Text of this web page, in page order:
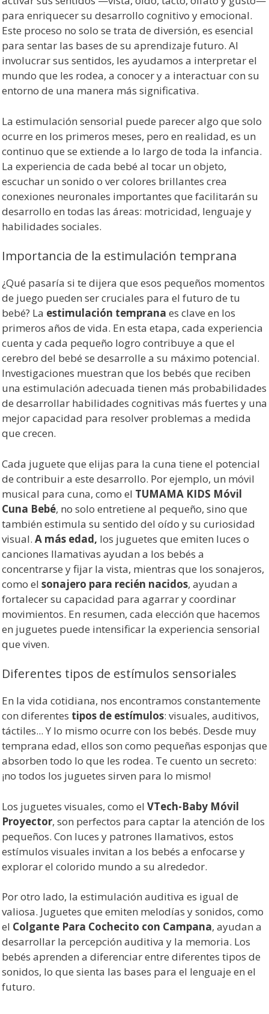
para enriquecer su desarrollo cognitivo y emocional.
Este proceso no solo se trata de diversión, es esencial
para sentar las bases de su aprendizaje futuro. Al
involucrar sus sentidos, les ayudamos a interpretar el
mundo que les rodea, a conocer y a interactuar con su
entorno de una manera más significativa.
La estimulación sensorial puede parecer algo que solo
ocurre en los primeros meses, pero en realidad, es un
continuo que se extiende a lo largo de toda la infancia.
La experiencia de cada bebé al tocar un objeto,
escuchar un sonido o ver colores brillantes crea
conexiones neuronales importantes que facilitarán su
desarrollo en todas las áreas: motricidad, lenguaje y
habilidades sociales.
Importancia de la estimulación temprana
¿Qué pasaría si te dijera que esos pequeños momentos
de juego pueden ser cruciales para el futuro de tu
bebé? La estimulación temprana es clave en los
primeros años de vida. En esta etapa, cada experiencia
cuenta y cada pequeño logro contribuye a que el
cerebro del bebé se desarrolle a su máximo potencial.
Investigaciones muestran que los bebés que reciben
una estimulación adecuada tienen más probabilidades
de desarrollar habilidades cognitivas más fuertes y una
mejor capacidad para resolver problemas a medida
que crecen.
Cada juguete que elijas para la cuna tiene el potencial
de contribuir a este desarrollo. Por ejemplo, un móvil
musical para cuna, como el TUMAMA KIDS Móvil
Cuna Bebé, no solo entretiene al pequeño, sino que
también estimula su sentido del oído y su curiosidad
visual. A más edad, los juguetes que emiten luces o
canciones llamativas ayudan a los bebés a
concentrarse y fijar la vista, mientras que los sonajeros,
como el sonajero para recién nacidos, ayudan a
fortalecer su capacidad para agarrar y coordinar
movimientos. En resumen, cada elección que hacemos
en juguetes puede intensificar la experiencia sensorial
que viven.
Diferentes tipos de estímulos sensoriales
En la vida cotidiana, nos encontramos constantemente
con diferentes tipos de estímulos: visuales, auditivos,
táctiles... Y lo mismo ocurre con los bebés. Desde muy
temprana edad, ellos son como pequeñas esponjas que
absorben todo lo que les rodea. Te cuento un secreto:
¡no todos los juguetes sirven para lo mismo!
Los juguetes visuales, como el VTech-Baby Móvil
Proyector, son perfectos para captar la atención de los
pequeños. Con luces y patrones llamativos, estos
estímulos visuales invitan a los bebés a enfocarse y
explorar el colorido mundo a su alrededor.
Por otro lado, la estimulación auditiva es igual de
valiosa. Juguetes que emiten melodías y sonidos, como
el Colgante Para Cochecito con Campana, ayudan a
desarrollar la percepción auditiva y la memoria. Los
bebés aprenden a diferenciar entre diferentes tipos de
sonidos, lo que sienta las bases para el lenguaje en el
futuro.